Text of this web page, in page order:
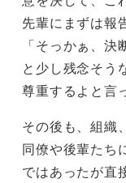
先輩にまずは報
「そっかぁ、決
と少し残念そう
尊重するよと言
その後も、組織
同僚や後輩たち
ではあったが直